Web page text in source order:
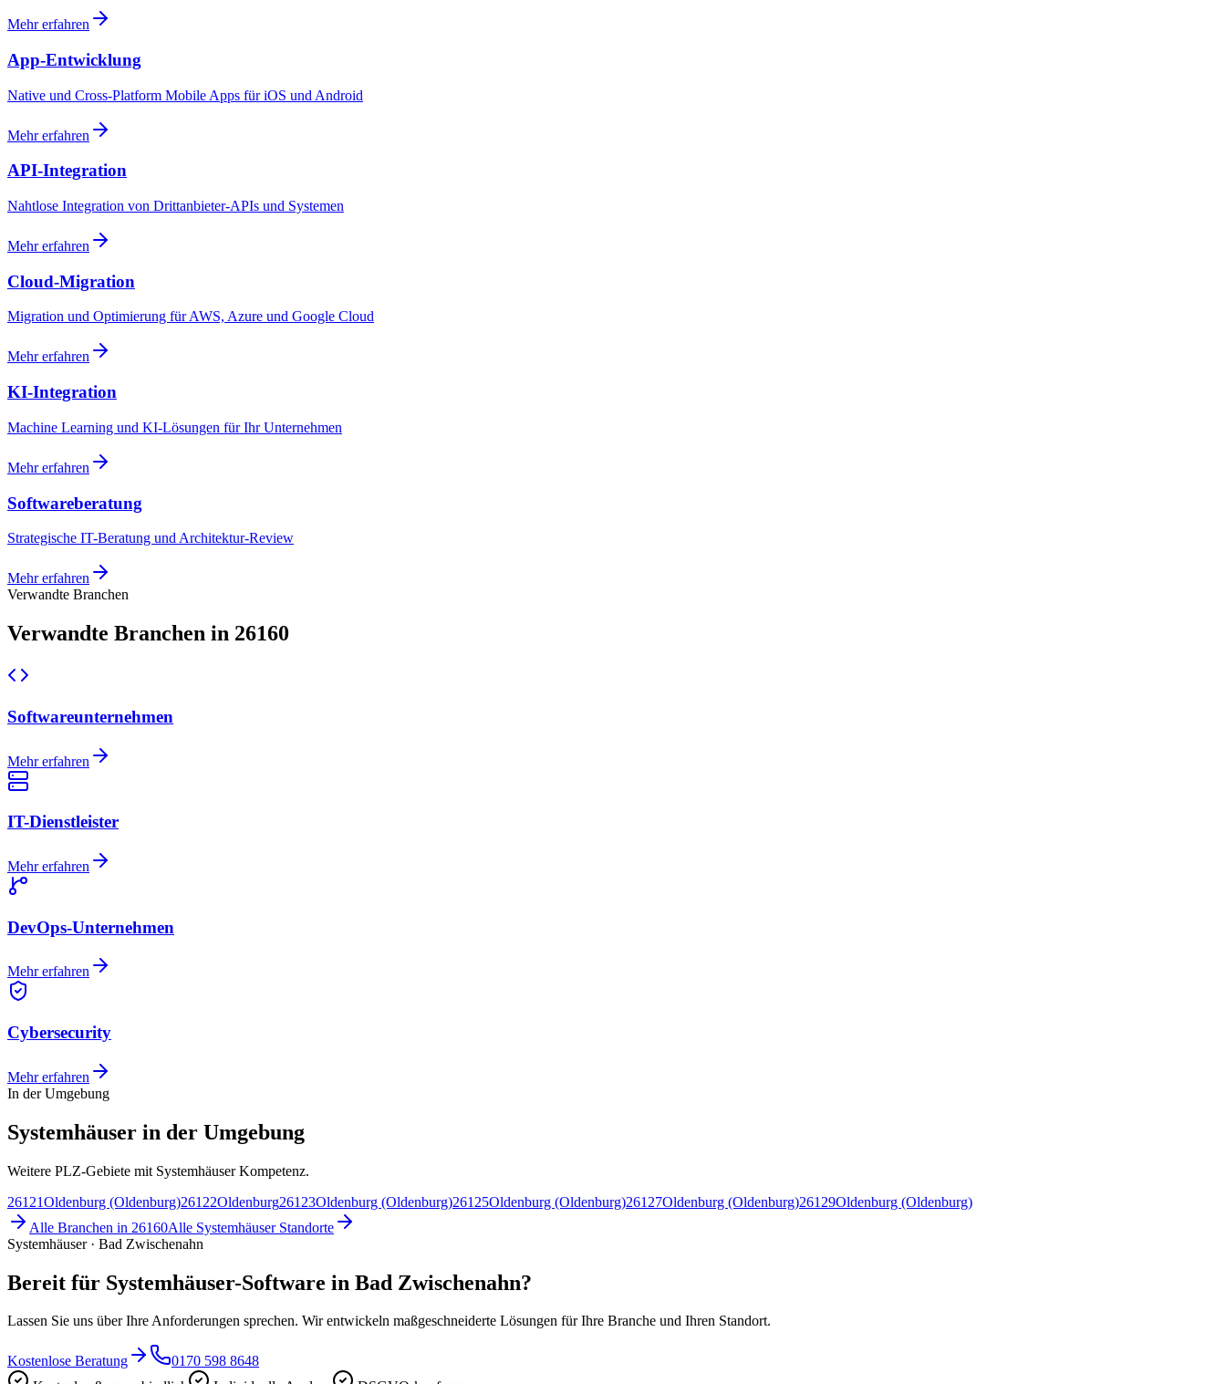
Mehr erfahren
App-Entwicklung
Native und Cross-Platform Mobile Apps für iOS und Android
Mehr erfahren
API-Integration
Nahtlose Integration von Drittanbieter-APIs und Systemen
Mehr erfahren
Cloud-Migration
Migration und Optimierung für AWS, Azure und Google Cloud
Mehr erfahren
KI-Integration
Machine Learning und KI-Lösungen für Ihr Unternehmen
Mehr erfahren
Softwareberatung
Strategische IT-Beratung und Architektur-Review
Mehr erfahren
Verwandte Branchen
Verwandte Branchen in 26160
Softwareunternehmen
Mehr erfahren
IT-Dienstleister
Mehr erfahren
DevOps-Unternehmen
Mehr erfahren
Cybersecurity
Mehr erfahren
In der Umgebung
Systemhäuser in der Umgebung
Weitere PLZ-Gebiete mit Systemhäuser Kompetenz.
26121Oldenburg (Oldenburg)26122Oldenburg26123Oldenburg (Oldenburg)26125Oldenburg (Oldenburg)26127Oldenburg (Oldenburg)26129Oldenburg (Oldenburg)
Alle Branchen in 26160Alle SystemhäuserStandorte
Systemhäuser · Bad Zwischenahn
Bereit für Systemhäuser-Software in Bad Zwischenahn?
Lassen Sie uns über Ihre Anforderungen sprechen. Wir entwickeln maßgeschneiderte Lösungen für Ihre Branche und Ihren Standort.
Kostenlose Beratung
0170 598 8648